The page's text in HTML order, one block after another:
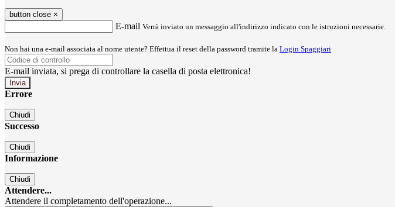
button close ×
E-mail Verrà inviato un messaggio all'indirizzo indicato con le istruzioni necessarie.
Non hai una e-mail associata al nome utente? Effettua il reset della password tramite la Login Spaggiari
E-mail inviata, si prega di controllare la casella di posta elettronica!
Errore
Chiudi
Successo
Chiudi
Informazione
Chiudi
Attendere...
Attendere il completamento dell'operazione...